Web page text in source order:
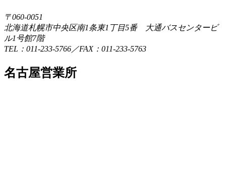
〒060-0051
北海道札幌市中央区南1条東1丁目5番 大通バスセンタービ
ル1号館7階
TEL：011-233-5766／FAX：011-233-5763
名古屋営業所